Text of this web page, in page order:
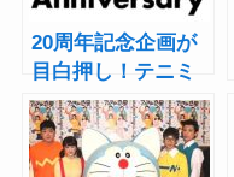
20周年記念企画が
目白押し！テニミ
ュシリーズの1000
曲超えの音楽・72
本の映像を配信